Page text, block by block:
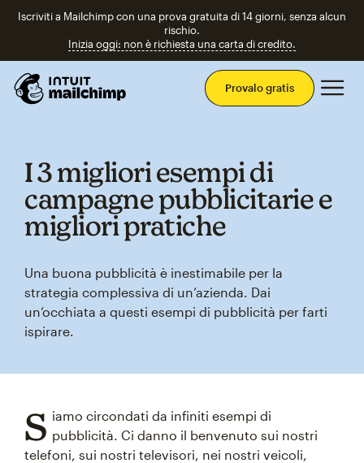
Iscriviti a Mailchimp con una prova gratuita di 14 giorni, senza alcun
rischio.
Inizia oggi: non è richiesta una carta di credito.
Provalo gratis
I 3 migliori esempi di
campagne pubblicitarie e
migliori pratiche
Una buona pubblicità è inestimabile per la
strategia complessiva di un’azienda. Dai
un’occhiata a questi esempi di pubblicità per farti
ispirare.
S iamo circondati da infiniti esempi di
pubblicità. Ci danno il benvenuto sui nostri
telefoni, sui nostri televisori, nei nostri veicoli,